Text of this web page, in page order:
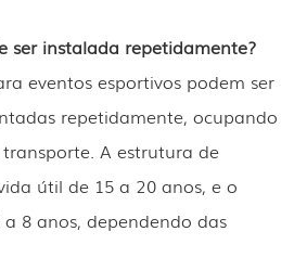
ser instalada repetidamente?
eventos esportivos podem ser
repetidamente, ocupando
A estrutura de
útil de 15 a 20 anos, e o
8 anos, dependendo das